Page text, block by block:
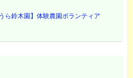
ら鈴木園】体験農園ボランティア